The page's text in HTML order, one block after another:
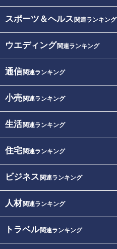
スポーツ＆ヘルス 関連ランキング
ウエディング関連ランキング
通信関連ランキング
小売関連ランキング
生活関連ランキング
住宅関連ランキング
ビジネス 関連ランキング
人材関連ランキング
トラベル関連ランキング